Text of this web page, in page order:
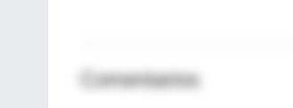
Comentarios